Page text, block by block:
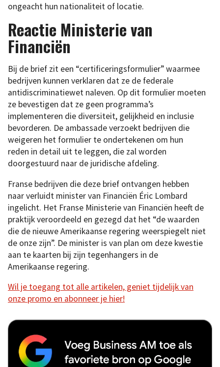
ongeacht hun nationaliteit of locatie.
Reactie Ministerie van
Financiën
Bij de brief zit een “certificeringsformulier” waarmee
bedrijven kunnen verklaren dat ze de federale
antidiscriminatiewet naleven. Op dit formulier moeten
ze bevestigen dat ze geen programma’s
implementeren die diversiteit, gelijkheid en inclusie
bevorderen. De ambassade verzoekt bedrijven die
weigeren het formulier te ondertekenen om hun
reden in detail uit te leggen, die zal worden
doorgestuurd naar de juridische afdeling.
Franse bedrijven die deze brief ontvangen hebben
naar verluidt minister van Financiën Éric Lombard
ingelicht. Het Franse Ministerie van Financiën heeft de
praktijk veroordeeld en gezegd dat het “de waarden
die de nieuwe Amerikaanse regering weerspiegelt niet
de onze zijn”. De minister is van plan om deze kwestie
aan te kaarten bij zijn tegenhangers in de
Amerikaanse regering.
Wil je toegang tot alle artikelen, geniet tijdelijk van
onze promo en abonneer je hier!